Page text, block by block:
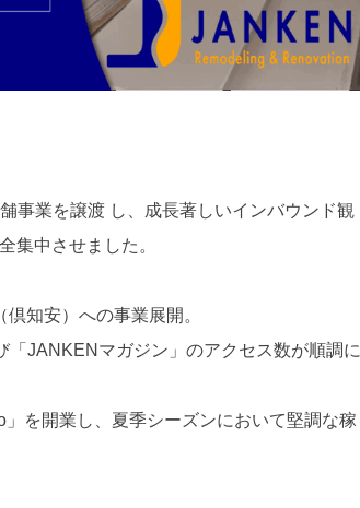
事業を譲渡 し、成長著しいインバウンド観
集中させました。
知安）への事業展開。
JANKENマガジン」のアクセス数が順調に
を開業し、夏季シーズンにおいて堅調な稼